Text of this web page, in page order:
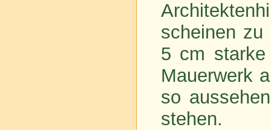
scheinen
5 cm
Mauerwerk
so
stehen.